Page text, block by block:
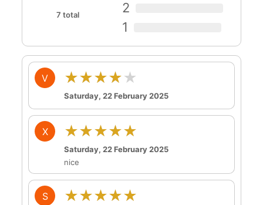
7 total
2
1
V ★★★★★
Saturday, 22 February 2025
X ★★★★★
Saturday, 22 February 2025
nice
S ★★★★★